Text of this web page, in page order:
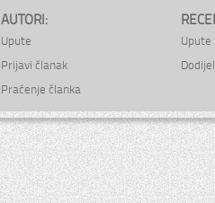
AUTORI:
Upute
Prijavi članak
Praćenje članka
Upute